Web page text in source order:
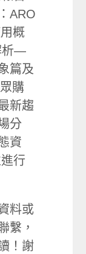
ARO
概
析—
篇及
購
新趨
分
資
行
料或
繫，
！謝